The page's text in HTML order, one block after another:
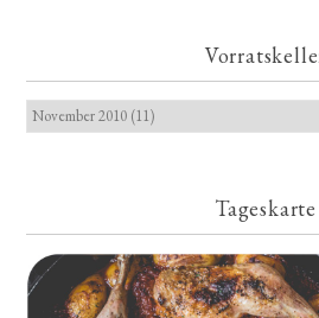
Tageskarte